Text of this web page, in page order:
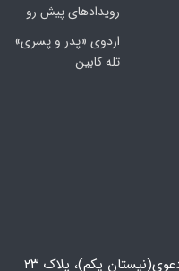
رویدادهای پیش رو
اردوی «پدر و پسری»
تله کابین
یکم)، پلاک ۲۳